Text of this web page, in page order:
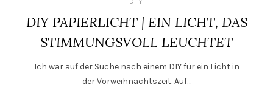
DIY PAPIERLICHT | EIN LICHT, DAS
STIMMUNGSVOLL LEUCHTET
Ich war auf der Suche nach einem DIY für ein Licht in
der Vorweihnachtszeit. Auf…